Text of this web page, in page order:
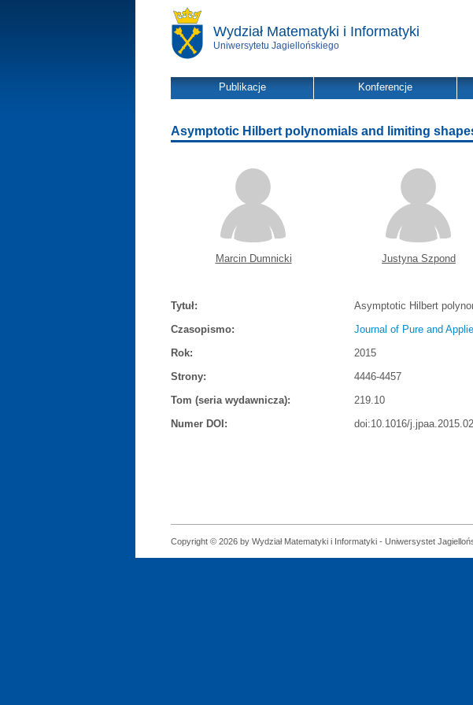
Wydział Matematyki i Informatyki
Uniwersytetu Jagiellońskiego
Publikacje Konferencje
Asymptotic Hilbert polynomials and limiting
Marcin Dumnicki Justyna Szpond
Tytuł:
Asymptotic Hilbert
Czasopismo:
Journal of Pure and
Rok:
2015
Strony:
4446-4457
Tom (seria wydawnicza):
219.10
Numer DOI:
doi:10.1016/
Copyright © 2026 by Wydział Matematyki i Informatyki - Uniwersystet